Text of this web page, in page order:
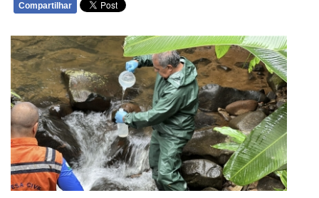
Compartilhar